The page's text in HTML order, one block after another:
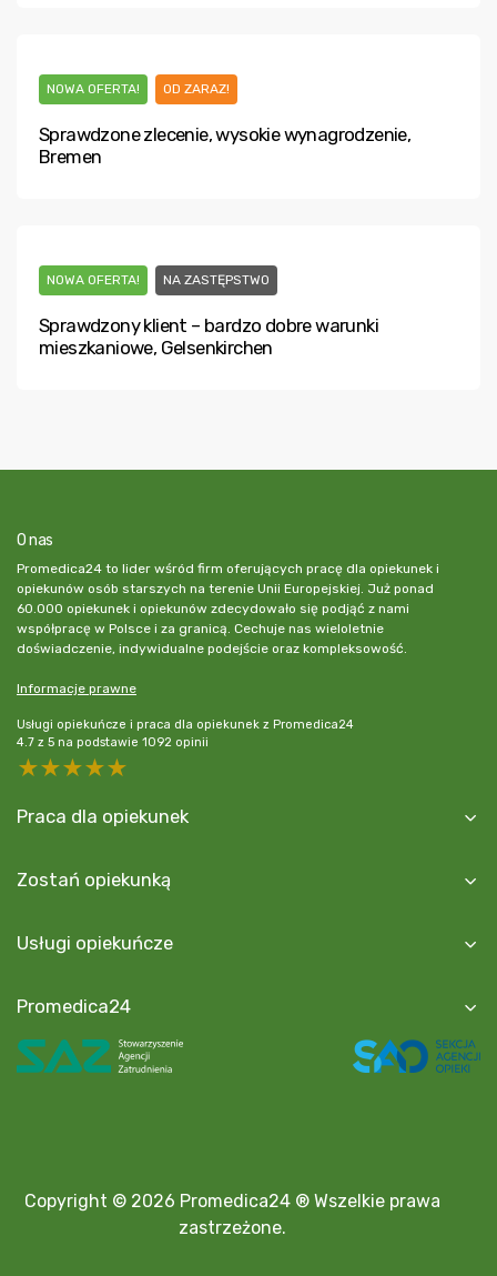
NOWA OFERTA! OD ZARAZ!
Sprawdzone zlecenie, wysokie wynagrodzenie,
Bremen
NOWA OFERTA! NA ZASTĘPSTWO
Sprawdzony klient – bardzo dobre warunki
mieszkaniowe, Gelsenkirchen
O nas
Promedica24 to lider wśród firm oferujących pracę dla opiekunek i
opiekunów osób starszych na terenie Unii Europejskiej. Już ponad
60.000 opiekunek i opiekunów zdecydowało się podjąć z nami
współpracę w Polsce i za granicą. Cechuje nas wieloletnie
doświadczenie, indywidualne podejście oraz kompleksowość.
Informacje prawne
Usługi opiekuńcze i praca dla opiekunek z Promedica24
4.7 z 5 na podstawie 1092 opinii
5 stars
4 stars
3 stars
2 stars
Praca dla opiekunek
Zostań opiekunką
Usługi opiekuńcze
Promedica24
Copyright © 2026 Promedica24 ® Wszelkie prawa
zastrzeżone.